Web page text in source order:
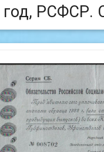
год, РСФСР.